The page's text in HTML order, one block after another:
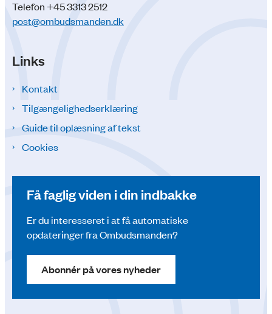
Telefon +45 3313 2512
post@ombudsmanden.dk
Links
Kontakt
Tilgængelighedserklæring
Guide til oplæsning af tekst
Cookies
Få faglig viden i din indbakke
Er du interesseret i at få automatiske
opdateringer fra Ombudsmanden?
Abonnér på vores nyheder